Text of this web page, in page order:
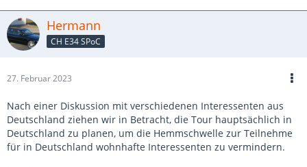
Hermann
CH E34 SPoC
27. Februar 2023
Nach einer Diskussion mit verschiedenen Interessenten aus
Deutschland ziehen wir in Betracht, die Tour hauptsächlich in
Deutschland zu planen, um die Hemmschwelle zur Teilnehme
für in Deutschland wohnhafte Interessenten zu vermindern.